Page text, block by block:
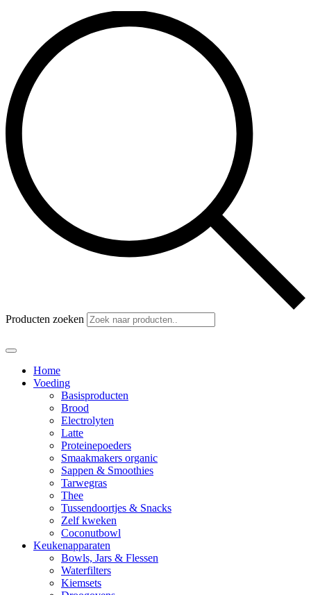
Producten zoeken
Home
Voeding
Basisproducten
Brood
Electrolyten
Latte
Proteinepoeders
Smaakmakers organic
Sappen & Smoothies
Tarwegras
Thee
Tussendoortjes & Snacks
Zelf kweken
Coconutbowl
Keukenapparaten
Bowls, Jars & Flessen
Waterfilters
Kiemsets